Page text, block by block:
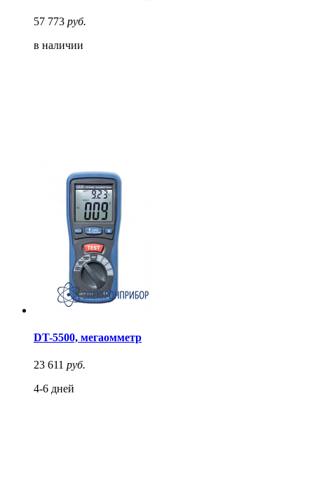
57 773 руб.
в наличии
DT-5500, мегаомметр
23 611 руб.
4-6 дней